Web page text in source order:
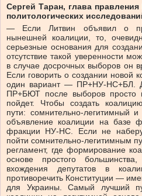
Сергей Таран, глава
политологических
— Если Литвин объявил о
нынешней коалиции, то,
серьезные основания для
отсутствие такой уверенности
в случае досрочных выборов он
Если говорить о создании новой
один вариант — ПР+НУ-НС+БЛ.
ПР+БЮТ после выборов просто
пойдет. Чтобы создать
пути: сомнительно-легитимный
объявление коалиции на базе
фракции НУ-НС. Если не
пойти сомнительно-легитимным
регламент, где формирование
основе простого
вхождения депутатов в
противоречить Конституции —
для Украины. Самый лучший